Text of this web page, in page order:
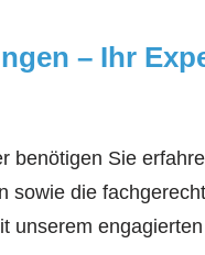
– Ihr
benötigen Sie
sowie die
unserem